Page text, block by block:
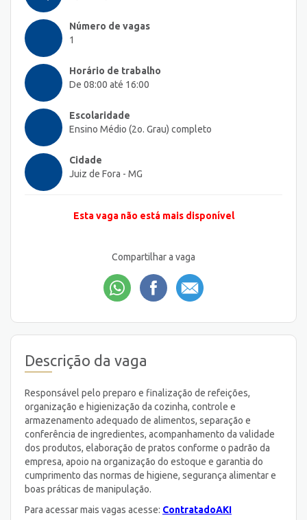
Número de vagas
1
Horário de trabalho
De 08:00 até 16:00
Escolaridade
Ensino Médio (2o. Grau) completo
Cidade
Juiz de Fora - MG
Esta vaga não está mais disponível
Compartilhar a vaga
Descrição da vaga
Responsável pelo preparo e finalização de refeições,
organização e higienização da cozinha, controle e
armazenamento adequado de alimentos, separação e
conferência de ingredientes, acompanhamento da validade
dos produtos, elaboração de pratos conforme o padrão da
empresa, apoio na organização do estoque e garantia do
cumprimento das normas de higiene, segurança alimentar e
boas práticas de manipulação.
Para acessar mais vagas acesse: ContratadoAKI